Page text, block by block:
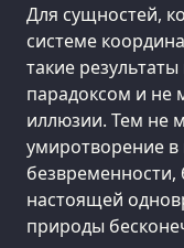
Для сущностей,
системе
такие
парадоксом и не
иллюзии. Тем не
умиротворение
безвременности,
настоящей
природы